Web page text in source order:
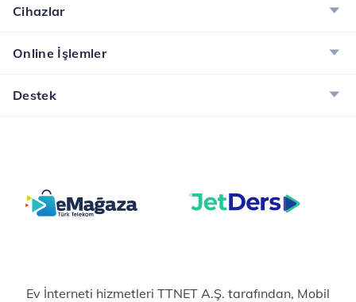
dünyanın tadını çıkarın!
İncele
Cihazlar
Online İşlemler
Destek
Ev İnterneti hizmetleri TTNET A.Ş. tarafından, Mobil